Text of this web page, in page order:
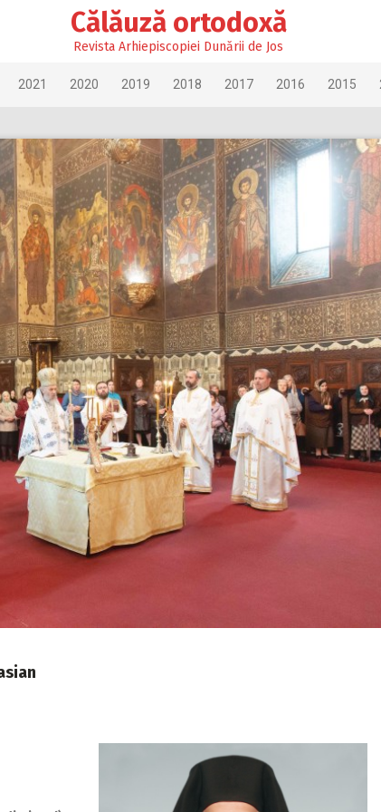
Călăuză ortodoxă
Revista Arhiepiscopiei Dunării de Jos
2021 2020 2019 2018 2017 2016 2015